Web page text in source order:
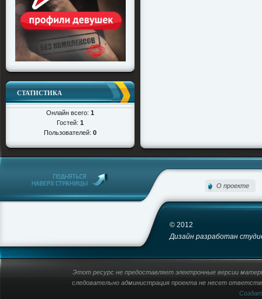
СТАТИСТИКА
Онлайн всего: 1
Гостей: 1
Пользователей: 0
О проекте
© 2012
Дизайн разработан
Этот ресурс не предоставляет электронные версии
следовательно администрация проекта не несет